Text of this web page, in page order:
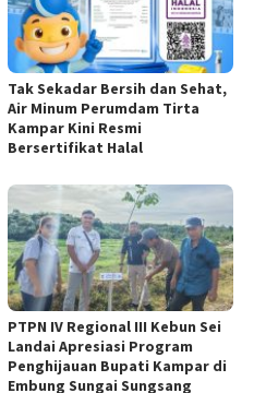
Tak Sekadar Bersih dan Sehat,
Air Minum Perumdam Tirta
Kampar Kini Resmi
Bersertifikat Halal
PTPN IV Regional III Kebun Sei
Landai Apresiasi Program
Penghijauan Bupati Kampar di
Embung Sungai Sungsang